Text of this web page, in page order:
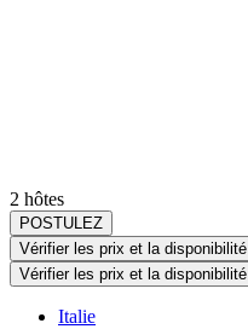
2 hôtes
POSTULEZ
Vérifier les prix et la disponibilité
Vérifier les prix et la disponibilité
Italie